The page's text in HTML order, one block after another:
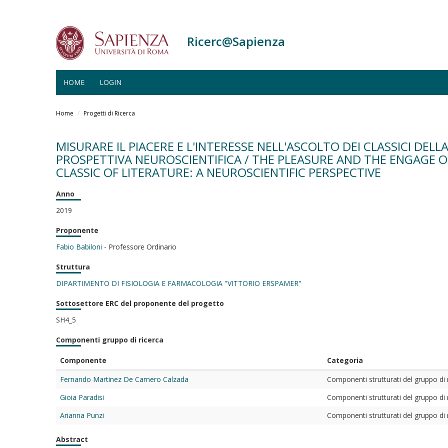
Ricerc@Sapienza
HOME LOGIN
Home Progetti di Ricerca
MISURARE IL PIACERE E L'INTERESSE NELL'ASCOLTO DEI CLASSICI
PROSPETTIVA NEUROSCIENTIFICA / THE PLEASURE AND THE ENGAGE
CLASSIC OF LITERATURE: A NEUROSCIENTIFIC PERSPECTIVE
Anno
2019
Proponente
Fabio Babiloni - Professore Ordinario
Struttura
DIPARTIMENTO DI FISIOLOGIA E FARMACOLOGIA "VITTORIO ERSPAMER"
Sottosettore ERC del proponente del progetto
SH4_5
Componenti gruppo di ricerca
Componente
Categoria
Fernando Martinez De Carnero Calzada
Componenti strutturati del gruppo di
Gioia Paradisi
Componenti strutturati del gruppo di
Arianna Punzi
Componenti strutturati del gruppo di
Abstract